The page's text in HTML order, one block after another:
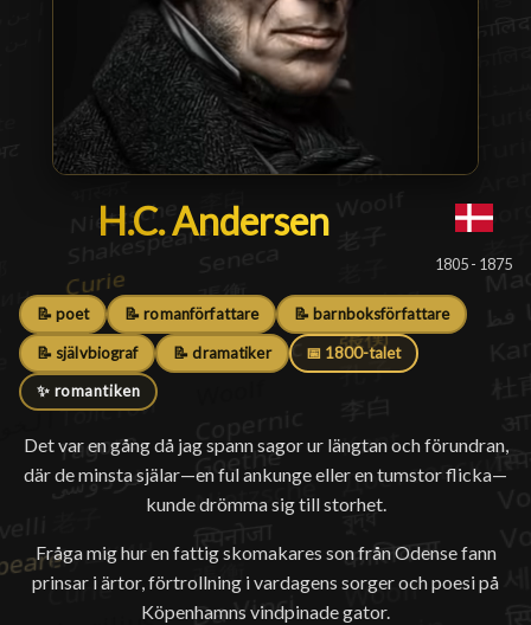
H.C. Andersen
H.C. Andersen
1805 - 1875
📝 poet 📝 romanförfattare 📝 barnboksförfattare
📝 självbiograf 📝 dramatiker 📅 1800-talet
✨ romantiken
Det var en gång då jag spann sagor ur längtan och förundran,
där de minsta själar—en ful ankunge eller en tumstor flicka—
kunde drömma sig till storhet.
Fråga mig hur en fattig skomakares son från Odense fann
prinsar i ärtor, förtrollning i vardagens sorger och poesi på
Köpenhamns vindpinade gator.